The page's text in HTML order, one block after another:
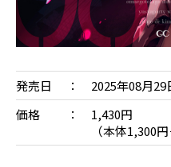
発売日
2025年08月29
価格
1,430円
（本体1,300